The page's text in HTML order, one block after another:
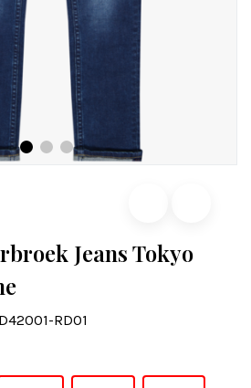
Jeans Tokyo
RD01